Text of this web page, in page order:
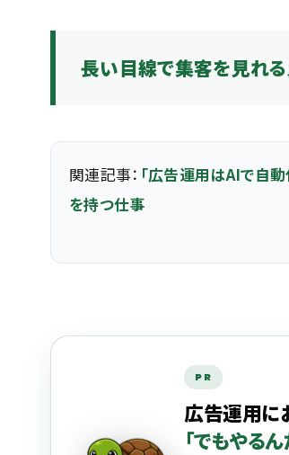
長い目線で集客を見れる
関連記事： 「広告運用はAIで自
を持つ仕事
PR
広告運用に
「でもやるん